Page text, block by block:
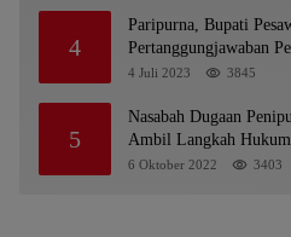
4
Paripurna, Bupati
Pertanggungjawaban
4 Juli 2023 3845
5
Nasabah Dugaan
Ambil Langkah Hukum
6 Oktober 2022 3403